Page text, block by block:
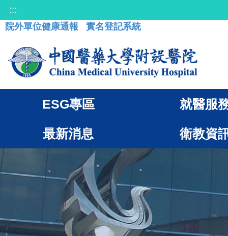
:::
院外單位健康通報
實名登記系統
ESG專區 就醫服
最新消息 衛教資